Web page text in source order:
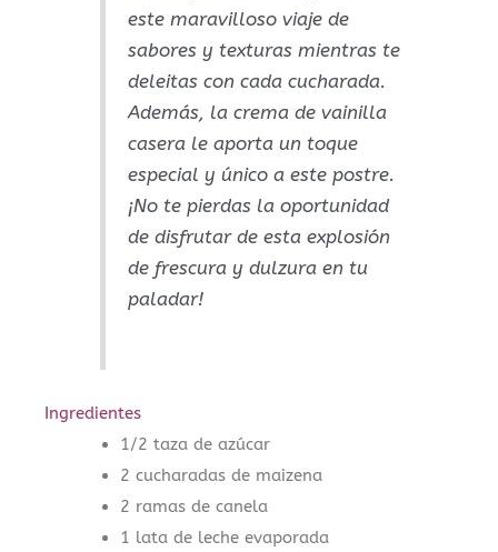
este maravilloso viaje de
sabores y texturas mientras te
deleitas con cada cucharada.
Además, la crema de vainilla
casera le aporta un toque
especial y único a este postre.
¡No te pierdas la oportunidad
de disfrutar de esta explosión
de frescura y dulzura en tu
paladar!
Ingredientes
1/2 taza de azúcar
2 cucharadas de maizena
2 ramas de canela
1 lata de leche evaporada